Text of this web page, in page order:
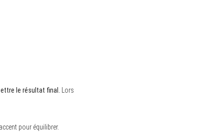
le résultat final. Lors
pour équilibrer.